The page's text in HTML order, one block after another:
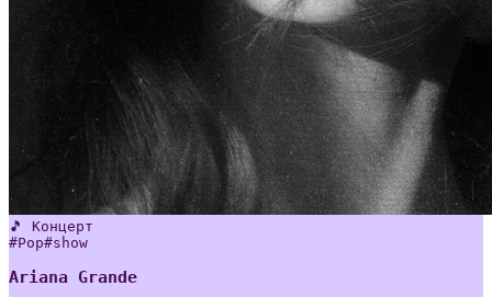
🎵 Концерт
#Pop#show
Ariana Grande